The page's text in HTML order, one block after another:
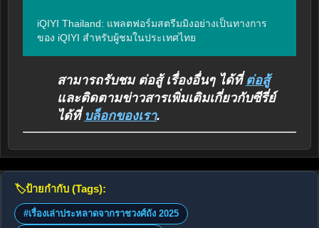
iQIYI Thailand: แพลตฟอร์มสตรีมมิงอย่างเป็นทางการ
ของ iQIYI สำหรับผู้ชมในประเทศไทย
สามารถรับชม ต่อสู้ เรื่องอื่นๆ ได้ที่ ต่อสู้
และติดตามข่าวสารเพิ่มเติมเกี่ยวกับซีรี่ย์
ได้ที่ บล็อกของเรา.
🏷️ป้ายกำกับ (Tags):
#เรื่องเล่าประหลาดจากราชวงศ์ถัง 2025